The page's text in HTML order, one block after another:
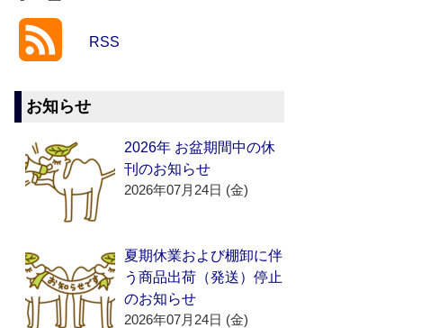
RSS
お知らせ
2026年 お盆期間中の休
刊のお知らせ
2026年07月24日 (金)
夏期休業および棚卸に伴
う商品出荷（発送）停止
のお知らせ
2026年07月24日 (金)